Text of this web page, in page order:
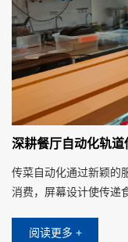
深耕餐厅自动化轨道
传菜自动化通过新颖的
消费，屏幕设计使传递
要其他操作设置
阅读更多 +